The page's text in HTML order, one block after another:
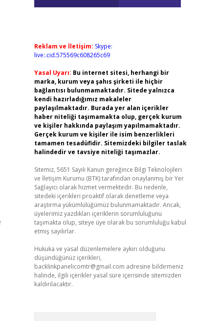
Reklam ve İletişim: Skype:
live:.cid.575569c608265c69
Yasal Uyarı: Bu internet sitesi, herhangi bir
marka, kurum veya şahıs şirketi ile hiçbir
bağlantısı bulunmamaktadır. Sitede yalnızca
kendi hazırladığımız makaleler
paylaşılmaktadır. Burada yer alan içerikler
haber niteliği taşımamakta olup, gerçek kurum
ve kişiler hakkında paylaşım yapılmamaktadır.
Gerçek kurum ve kişiler ile isim benzerlikleri
tamamen tesadüfidir. Sitemizdeki bilgiler taslak
halindedir ve tavsiye niteliği taşımazlar.
Sitemiz, 5651 Sayılı Kanun gereğince Bilgi Teknolojileri
ve İletişim Kurumu (BTK) tarafından onaylanmış bir Yer
Sağlayıcı olarak hizmet vermektedir. Bu nedenle,
sitedeki içerikleri proaktif olarak denetleme veya
araştırma yükümlülüğümüz bulunmamaktadır. Ancak,
üyelerimiz yazdıkları içeriklerin sorumluluğunu
taşımakta olup, siteye üye olarak bu sorumluluğu kabul
etmiş sayılırlar.
Hukuka ve yasal düzenlemelere aykırı olduğunu
düşündüğünüz içerikleri,
backlinkpanelicomtr@gmail.com adresine bildirmeniz
halinde, ilgili içerikler yasal süre içerisinde sitemizden
kaldırılacaktır.